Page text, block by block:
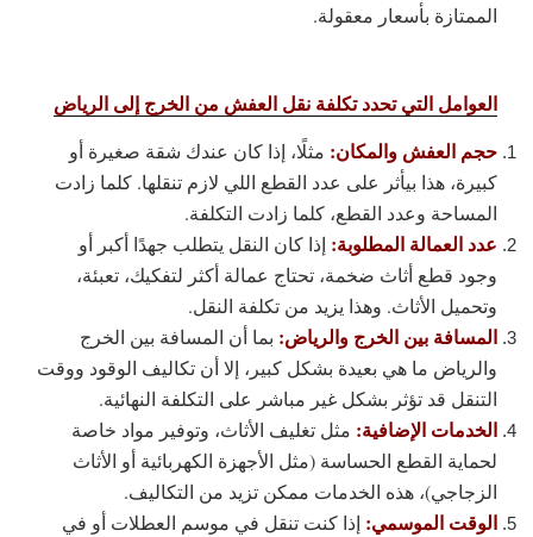
الممتازة بأسعار معقولة.
العوامل التي تحدد تكلفة نقل العفش من الخرج إلى الرياض
حجم العفش والمكان: مثلًا، إذا كان عندك شقة صغيرة أو
كبيرة، هذا بيأثر على عدد القطع اللي لازم تنقلها. كلما زادت
المساحة وعدد القطع، كلما زادت التكلفة.
عدد العمالة المطلوبة: إذا كان النقل يتطلب جهدًا أكبر أو
وجود قطع أثاث ضخمة، تحتاج عمالة أكثر لتفكيك، تعبئة،
وتحميل الأثاث. وهذا يزيد من تكلفة النقل.
المسافة بين الخرج والرياض: بما أن المسافة بين الخرج
والرياض ما هي بعيدة بشكل كبير، إلا أن تكاليف الوقود ووقت
التنقل قد تؤثر بشكل غير مباشر على التكلفة النهائية.
الخدمات الإضافية: مثل تغليف الأثاث، وتوفير مواد خاصة
لحماية القطع الحساسة (مثل الأجهزة الكهربائية أو الأثاث
الزجاجي)، هذه الخدمات ممكن تزيد من التكاليف.
الوقت الموسمي: إذا كنت تنقل في موسم العطلات أو في